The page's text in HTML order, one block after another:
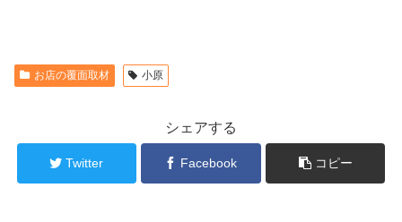
お店の覆面取材 小原
シェアする
Twitter Facebook コピー